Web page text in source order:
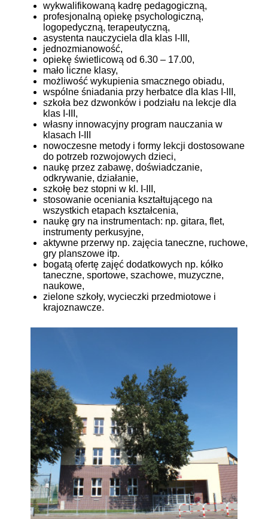
wykwalifikowaną kadrę pedagogiczną,
profesjonalną opiekę psychologiczną,
logopedyczną, terapeutyczną,
asystenta nauczyciela dla klas I-III,
jednozmianowość,
opiekę świetlicową od 6.30 – 17.00,
mało liczne klasy,
możliwość wykupienia smacznego obiadu,
wspólne śniadania przy herbatce dla klas I-III,
szkoła bez dzwonków i podziału na lekcje dla
klas I-III,
własny innowacyjny program nauczania w
klasach I-III
nowoczesne metody i formy lekcji dostosowane
do potrzeb rozwojowych dzieci,
naukę przez zabawę, doświadczanie,
odkrywanie, działanie,
szkołę bez stopni w kl. I-III,
stosowanie oceniania kształtującego na
wszystkich etapach kształcenia,
naukę gry na instrumentach: np. gitara, flet,
instrumenty perkusyjne,
aktywne przerwy np. zajęcia taneczne, ruchowe,
gry planszowe itp.
bogatą ofertę zajęć dodatkowych np. kółko
taneczne, sportowe, szachowe, muzyczne,
naukowe,
zielone szkoły, wycieczki przedmiotowe i
krajoznawcze.